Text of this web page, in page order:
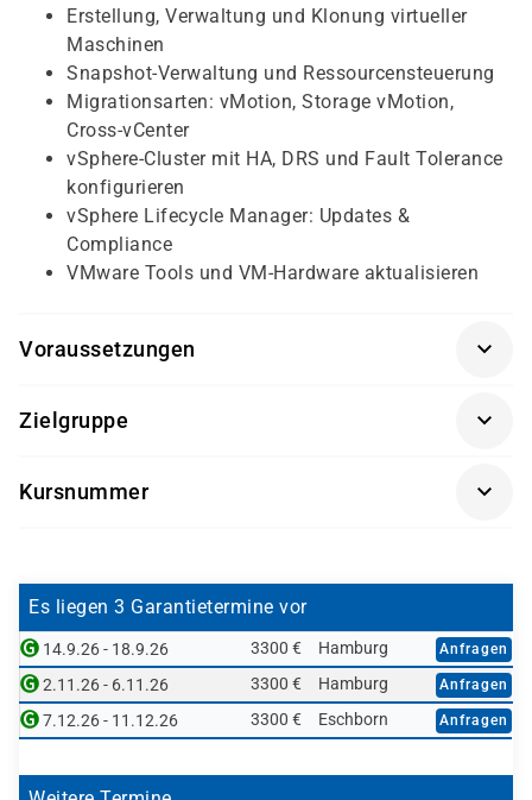
Erstellung, Verwaltung und Klonung virtueller
Maschinen
Snapshot-Verwaltung und Ressourcensteuerung
Migrationsarten: vMotion, Storage vMotion,
Cross-vCenter
vSphere-Cluster mit HA, DRS und Fault Tolerance
konfigurieren
vSphere Lifecycle Manager: Updates &
Compliance
VMware Tools und VM-Hardware aktualisieren
Voraussetzungen
Erfahrung in der Systemadministration unter
Microsoft Windows oder Linux
Zielgruppe
Systemadministratoren, die VMware vSphere
betreuen
IT-Fachkräfte, die eine Grundlage für weitere
VMware-Zertifizierungen legen möchten
Kursnummer
Es liegen 3 Garantietermine vor
14.9.26 - 18.9.26 3300 € Hamburg Anfragen
2.11.26 - 6.11.26 3300 € Hamburg Anfragen
7.12.26 - 11.12.26 3300 € Eschborn Anfragen